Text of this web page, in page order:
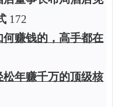
1 72
赚钱的，高手都在
年赚千万的顶级核